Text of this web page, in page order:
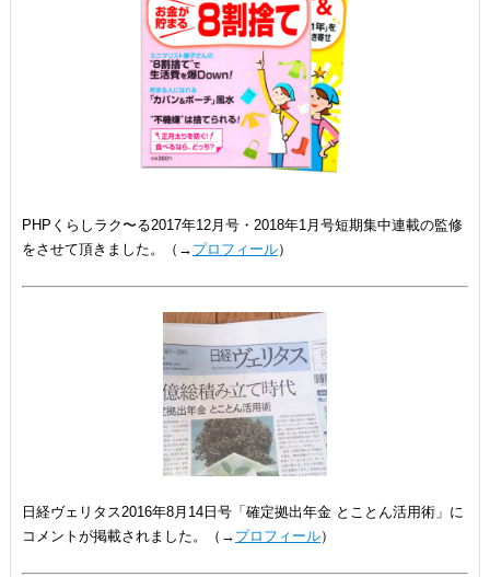
PHPくらしラク〜る2017年12月号・2018年1月号短期集中連載の監修
をさせて頂きました。（→ プロフィール）
日経ヴェリタス2016年8月14日号「確定拠出年金 とことん活用術」に
コメントが掲載されました。（→ プロフィール）